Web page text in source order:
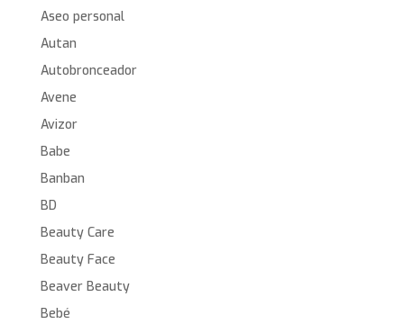
Aseo personal
Autan
Autobronceador
Avene
Avizor
Babe
Banban
BD
Beauty Care
Beauty Face
Beaver Beauty
Bebé